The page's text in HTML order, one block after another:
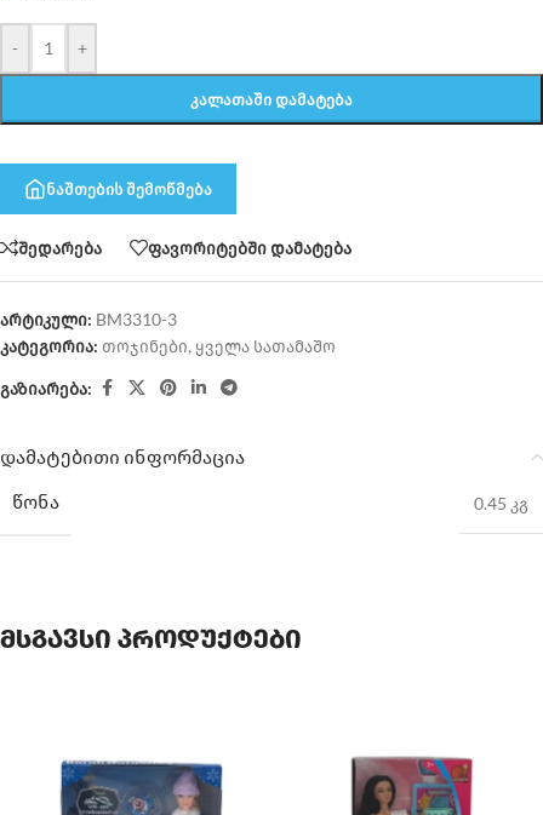
- +
ᲙᲐᲚᲐᲗᲐᲨᲘ ᲓᲐᲛᲐᲢᲔᲑᲐ
ნაშთების შემოწმება
შედარება ფავორიტებში დამატება
არტიკული: BM3310-3
კატეგორია: თოჯინები, ყველა სათამაშო
გაზიარება:
დამატებითი ინფორმაცია
ᲬᲝᲜᲐ
0.45 კგ
მსგავსი პროდუქტები